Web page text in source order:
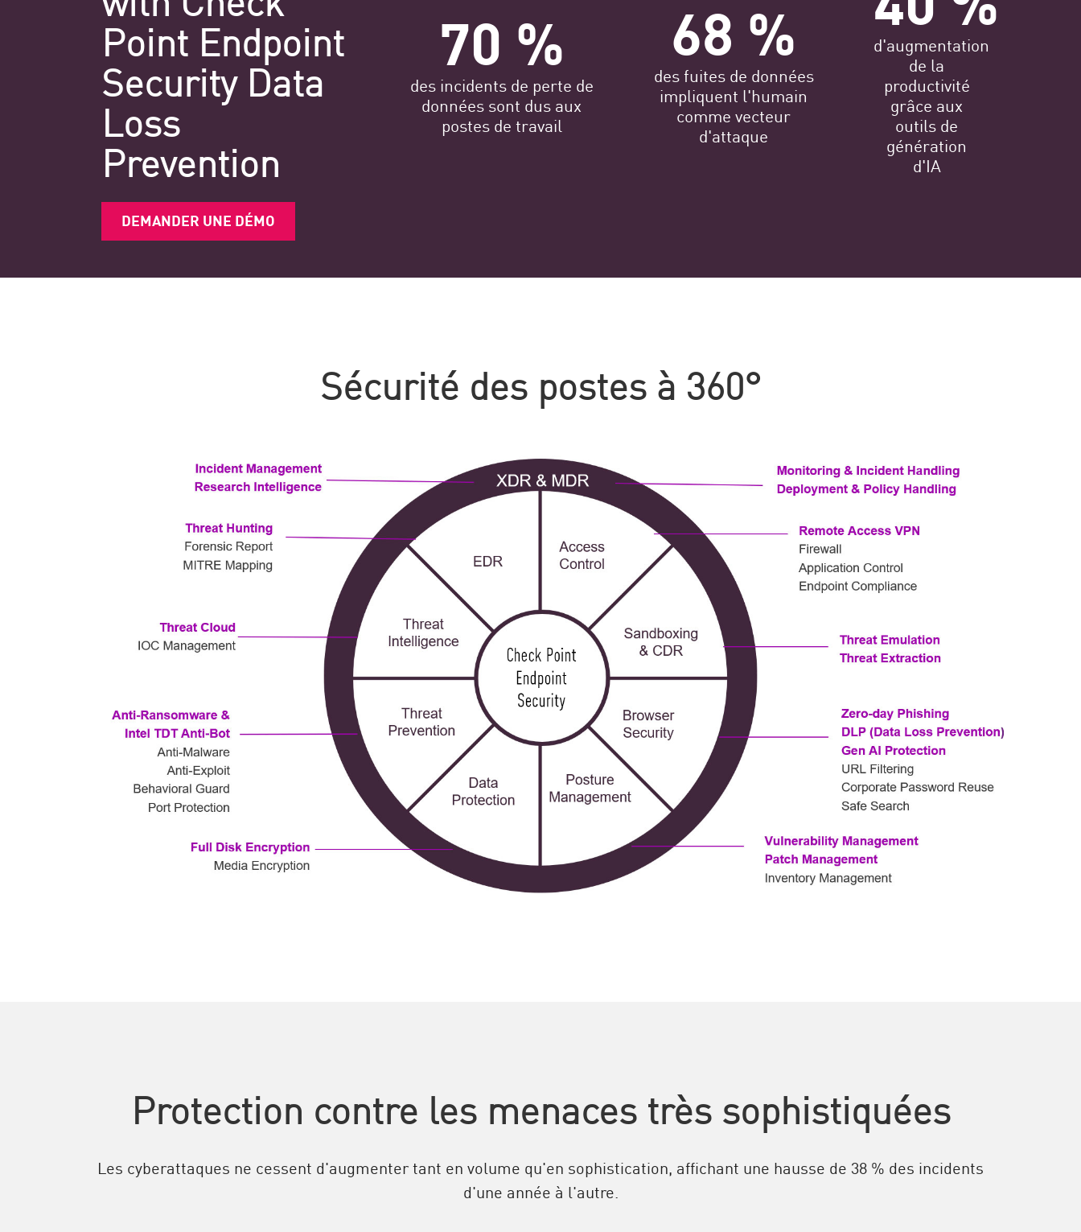
Point Endpoint
Security Data
Loss
Prevention
DEMANDER UNE DÉMO
70 %
des incidents de perte de
données sont dus aux
postes de travail
68 %
des fuites de données
impliquent l'humain
comme vecteur
d'attaque
d'augmentation
de la
productivité
grâce aux
outils de
génération
d'IA
Sécurité des postes à 360°
Protection contre les menaces très sophistiquées
Les cyberattaques ne cessent d'augmenter tant en volume qu'en sophistication, affichant une hausse de 38 % des incidents
d'une année à l'autre.